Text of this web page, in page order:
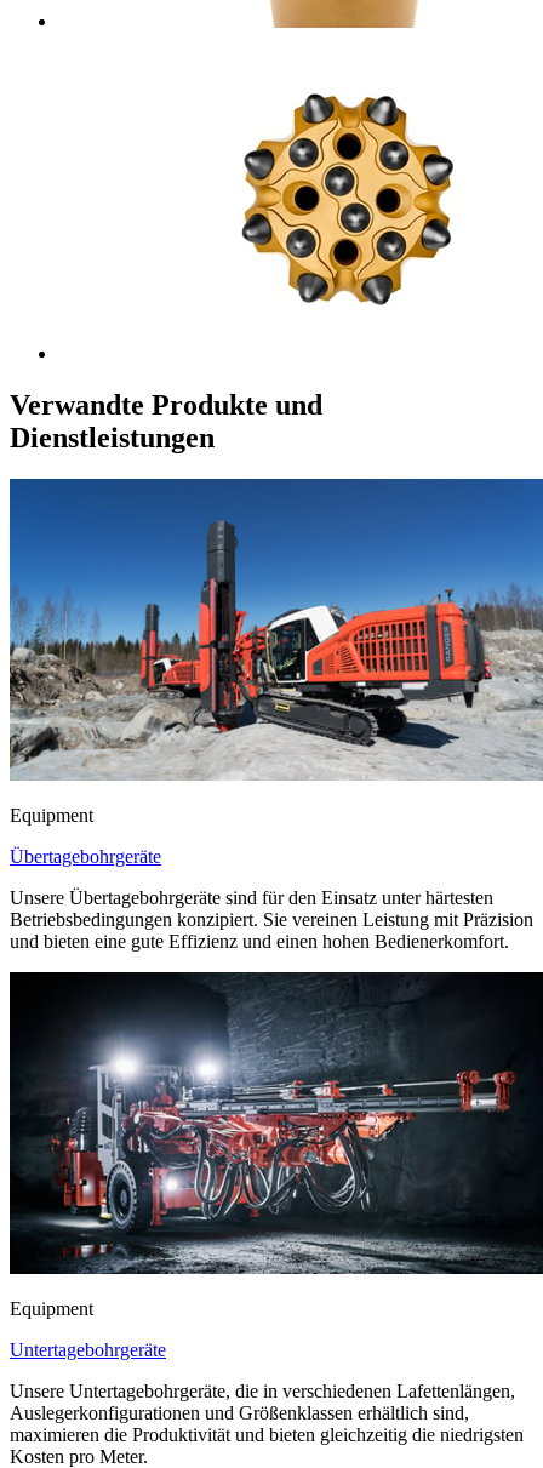
Verwandte Produkte und
Dienstleistungen
Equipment
Übertagebohrgeräte
Unsere Übertagebohrgeräte sind für den Einsatz unter härtesten
Betriebsbedingungen konzipiert. Sie vereinen Leistung mit Präzision
und bieten eine gute Effizienz und einen hohen Bedienerkomfort.
Equipment
Untertagebohrgeräte
Unsere Untertagebohrgeräte, die in verschiedenen Lafettenlängen,
Auslegerkonfigurationen und Größenklassen erhältlich sind,
maximieren die Produktivität und bieten gleichzeitig die niedrigsten
Kosten pro Meter.